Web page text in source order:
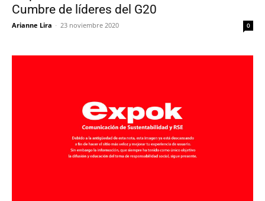
Cumbre de líderes del G20
Arianne Lira - 23 noviembre 2020 0